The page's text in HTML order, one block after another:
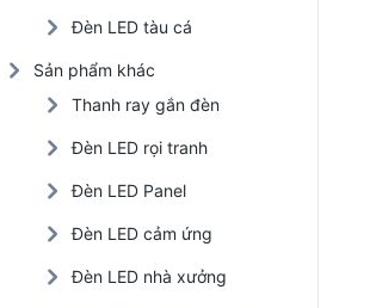
Đèn LED tàu cá
Sản phẩm khác
Thanh ray gắn đèn
Đèn LED rọi tranh
Đèn LED Panel
Đèn LED cảm ứng
Đèn LED nhà xưởng